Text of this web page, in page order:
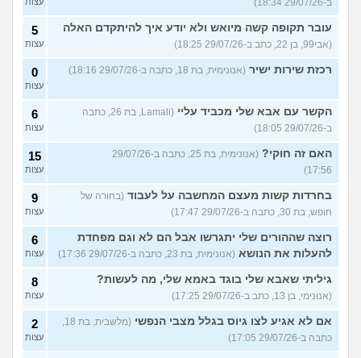
ב-29/07/26 18:34)
עובר תקופה קשה מיואש ולא יודע איך להיתקדם האלה
(אבי99, בן 22, כתב ב-29/07/26 18:25)
5
עצות
רכזת שירות ישיר (אנונימית, בת 18, כתבה ב-29/07/26 18:16) 0
עצות
הקשר עם אבא שלי מכביד עליי
(Lamali, בת 26, כתבה
ב-29/07/26 18:05)
6
עצות
האם זה חוקי?
(אנונימית, בת 25, כתבה ב-29/07/26
17:56)
15
עצות
בחרדות קשות מעצם המחשבה על לעבוד (בחורה של
חופש, בת 30, כתבה ב-29/07/26 17:47)
9
עצות
רוצה שההורים שלי יתגרשו אבל הם לא וגם מפחדת
להעלות את הנושא (אנונימית, בת 23, כתבה ב-29/07/26 17:36)
6
עצות
גיליתי שאבא שלי בוגד באמא שלי, מה לעשות?
(אנונימי, בן 13, כתב ב-29/07/26 17:25)
8
עצות
אם לא אגיע לצו גיוס בגלל מצבי הנפשי
(מלשבית, בת 18,
כתבה ב-29/07/26 17:05)
2
עצות